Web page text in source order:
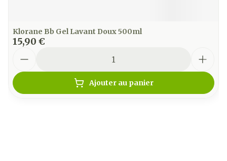
Klorane Bb Gel Lavant Doux 500ml
15,90 €
Ajouter au panier